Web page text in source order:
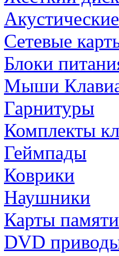
Сетевые
Блоки
Мыши
Гарнитуры
Комплекты
Геймпады
Коврики
Наушники
Карты памяти
DVD